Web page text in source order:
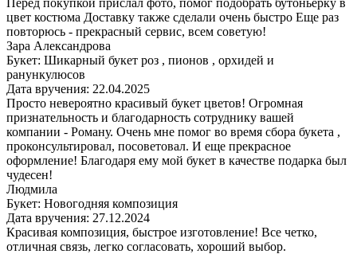
Перед покупкой прислал фото, помог подобрать бутоньерку в
цвет костюма Доставку также сделали очень быстро Еще раз
повторюсь - прекрасный сервис, всем советую!
Зара Александрова
Букет: Шикарный букет роз , пионов , орхидей и
ранункулюсов
Дата вручения: 22.04.2025
Просто невероятно красивый букет цветов! Огромная
признательность и благодарность сотруднику вашей
компании - Роману. Очень мне помог во время сбора букета ,
проконсультировал, посоветовал. И еще прекрасное
оформление! Благодаря ему мой букет в качестве подарка был
чудесен!
Людмила
Букет: Новогодняя композиция
Дата вручения: 27.12.2024
Красивая композиция, быстрое изготовление! Все четко,
отличная связь, легко согласовать, хороший выбор.